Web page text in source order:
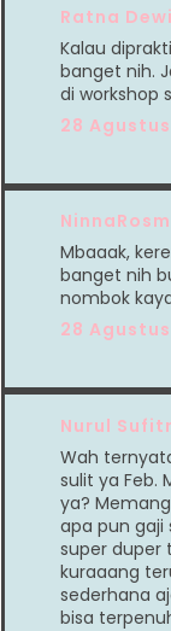
Ratna Dewi
Kalau
banget nih.
di workshop
28 Agustus
Mbaaak,
banget nih
nombok
28 Agustus
Nurul
Wah
sulit ya Feb.
ya?
apa pun gaji
super duper
kuraaang
sederhana
bisa